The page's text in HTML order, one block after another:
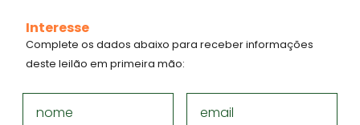
Interesse
Complete os dados abaixo para receber informações
deste leilão em primeira mão:
nome email